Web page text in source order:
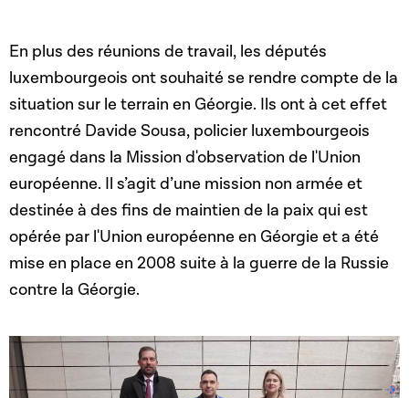
En plus des réunions de travail, les députés
luxembourgeois ont souhaité se rendre compte de la
situation sur le terrain en Géorgie. Ils ont à cet effet
rencontré Davide Sousa, policier luxembourgeois
engagé dans la Mission d'observation de l'Union
européenne. Il s’agit d’une mission non armée et
destinée à des fins de maintien de la paix qui est
opérée par l'Union européenne en Géorgie et a été
mise en place en 2008 suite à la guerre de la Russie
contre la Géorgie.